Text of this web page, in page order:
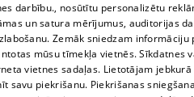
darbību., nosūtītu personalizētu
un satura mērījumus, auditorijas
Zemāk sniedzam
mūsu tīmekļa vietnēs. Sīkdatnes
vietnes sadaļas. Lietotājam
savu piekrišanu. Piekrišanas